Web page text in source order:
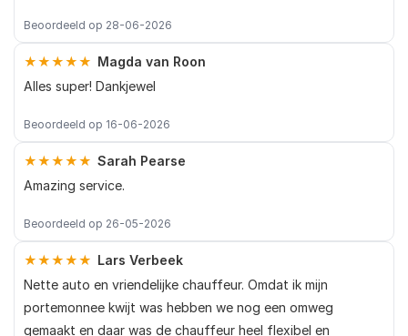
Beoordeeld op 28-06-2026
★★★★★ Magda van Roon
Alles super! Dankjewel
Beoordeeld op 16-06-2026
★★★★★ Sarah Pearse
Amazing service.
Beoordeeld op 26-05-2026
★★★★★ Lars Verbeek
Nette auto en vriendelijke chauffeur. Omdat ik mijn
portemonnee kwijt was hebben we nog een omweg
gemaakt en daar was de chauffeur heel flexibel en